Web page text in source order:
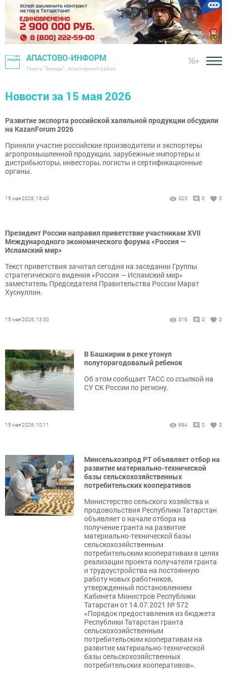
АПАСТОВО-ИНФОРМ
Газета "Звезда" - Апастовский район
16+
Новости за 15 мая 2026
Развитие экспорта российской халяльной продукции обсудили
на KazanForum 2026
Приняли участие российские производители и экспортеры
агропромышленной продукции, зарубежные импортеры и
дистрибьюторы, инвесторы, логисты и сертификационные
органы.
15 мая 2026, 16:40 323 0 0
Президент России направил приветствие участникам XVII
Международного экономического форума «Россия —
Исламский мир»
Текст приветствия зачитал сегодня на заседании Группы
стратегического видения «Россия — Исламский мир»
заместитель Председателя Правительства России Марат
Хуснуллин.
15 мая 2026, 13:30 316 0 0
В Башкирии в реке утонул
полуторагодовалый ребенок
Об этом сообщает ТАСС со ссылкой на
СУ СК России по региону.
15 мая 2026, 10:11 694 0 0
Минсельхозпрод РТ объявляет отбор на
развитие материально-технической
базы сельскохозяйственных
потребительских кооперативов
Министерство сельского хозяйства и
продовольствия Республики Татарстан
объявляет о начале отбора на
получение гранта на развитие
материально-технической базы
сельскохозяйственным
потребительским кооперативам в целях
реализации проекта получателя гранта
и трудоустройства на постоянную
работу новых работников,
утвержденный постановлением
Кабинета Министров Республики
Татарстан от 14.07.2021 № 572
«Порядок предоставления из бюджета
Республики Татарстан гранта
сельскохозяйственным
потребительским кооперативам на
развитие материально-технической
базы сельскохозяйственных
потребительских кооперативов».